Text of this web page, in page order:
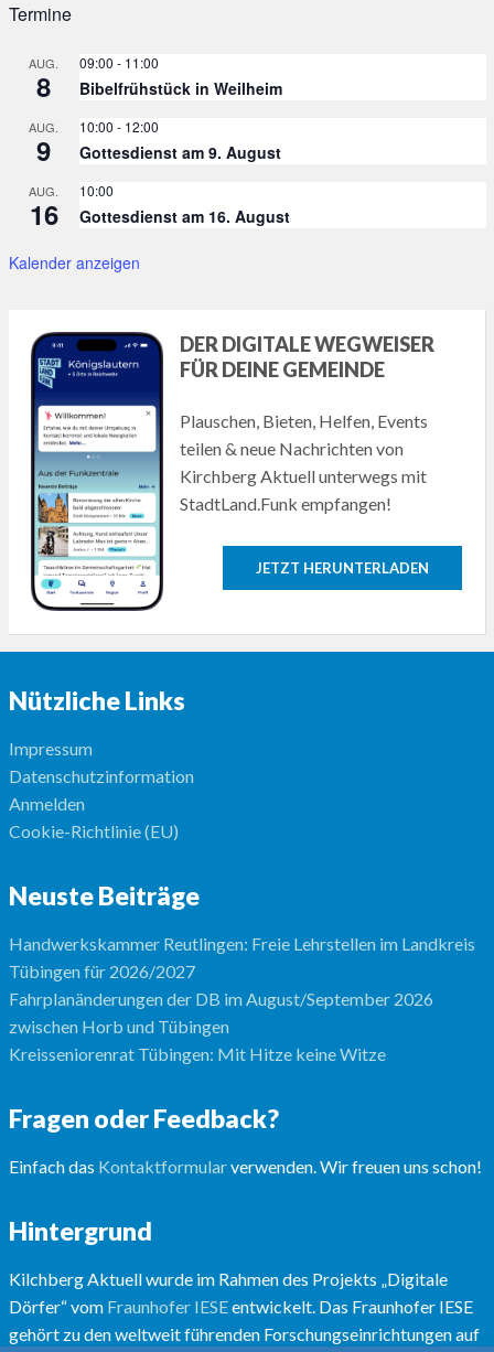
Termine
AUG.
8
09:00 - 11:00
Bibelfrühstück in Weilheim
AUG.
9
10:00 - 12:00
Gottesdienst am 9. August
AUG.
16
10:00
Gottesdienst am 16. August
Kalender anzeigen
DER DIGITALE WEGWEISER
FÜR DEINE GEMEINDE
Plauschen, Bieten, Helfen, Events
teilen & neue Nachrichten von
Kirchberg Aktuell unterwegs mit
StadtLand.Funk empfangen!
JETZT HERUNTERLADEN
Nützliche Links
Impressum
Datenschutzinformation
Anmelden
Cookie-Richtlinie (EU)
Neuste Beiträge
Handwerkskammer Reutlingen: Freie Lehrstellen im Landkreis
Tübingen für 2026/2027
Fahrplanänderungen der DB im August/September 2026
zwischen Horb und Tübingen
Kreisseniorenrat Tübingen: Mit Hitze keine Witze
Fragen oder Feedback?
Einfach das Kontaktformularverwenden. Wir freuen uns schon!
Hintergrund
Kilchberg Aktuell wurde im Rahmen des Projekts „Digitale
Dörfer“ vom Fraunhofer IESEentwickelt. Das Fraunhofer IESE
gehört zu den weltweit führenden Forschungseinrichtungen auf